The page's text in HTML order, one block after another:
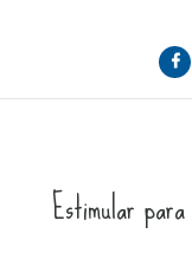
Estimular